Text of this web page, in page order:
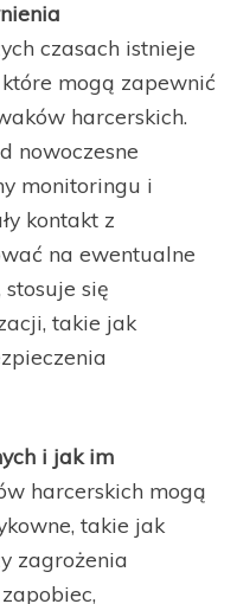
czasach istnieje
mogą zapewnić
harcerskich.
nowoczesne
monitoringu i
kontakt z
na ewentualne
się
takie jak
i jak im
harcerskich mogą
takie jak
zagrożenia